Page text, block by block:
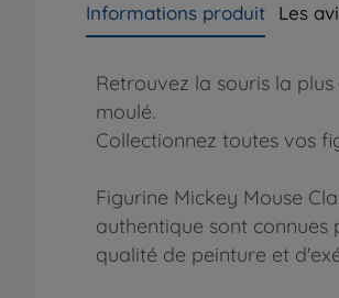
Informations produit Les
Retrouvez la souris la
moulé.
Collectionnez toutes vos
Figurine Mickey Mouse
authentique sont
qualité de peinture et